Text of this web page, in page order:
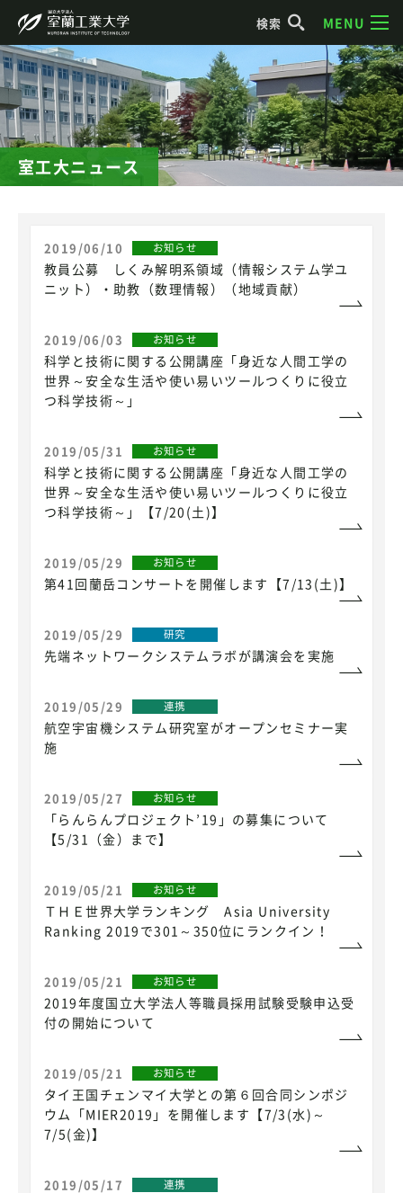
検索 MENU
室工大ニュース
2019/06/10 お知らせ
教員公募 しくみ解明系領域（情報システム学ユ
ニット）・助教（数理情報）（地域貢献）
2019/06/03 お知らせ
科学と技術に関する公開講座「身近な人間工学の
世界～安全な生活や使い易いツールつくりに役立
つ科学技術～」
2019/05/31 お知らせ
科学と技術に関する公開講座「身近な人間工学の
世界～安全な生活や使い易いツールつくりに役立
つ科学技術～」【7/20(土)】
2019/05/29 お知らせ
第41回蘭岳コンサートを開催します【7/13(土)】
2019/05/29 研究
先端ネットワークシステムラボが講演会を実施
2019/05/29 連携
航空宇宙機システム研究室がオープンセミナー実
施
2019/05/27 お知らせ
「らんらんプロジェクト’19」の募集について
【5/31（金）まで】
2019/05/21 お知らせ
ＴＨＥ世界大学ランキング Asia University
Ranking 2019で301～350位にランクイン！
2019/05/21 お知らせ
2019年度国立大学法人等職員採用試験受験申込受
付の開始について
2019/05/21 お知らせ
タイ王国チェンマイ大学との第６回合同シンポジ
ウム「MIER2019」を開催します【7/3(水)～
7/5(金)】
2019/05/17 連携